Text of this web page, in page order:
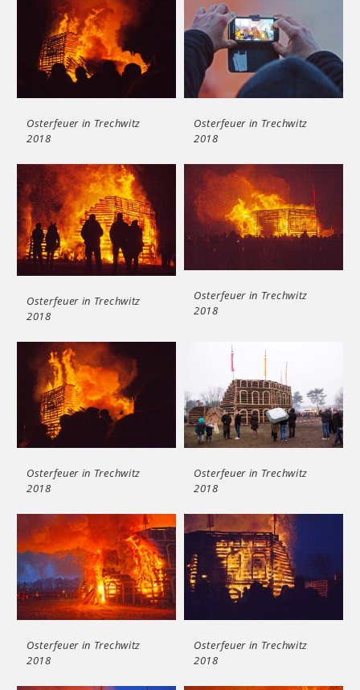
Osterfeuer in Trechwitz
2018
Osterfeuer in Trechwitz
2018
Osterfeuer in Trechwitz
2018
Osterfeuer in Trechwitz
2018
Osterfeuer in Trechwitz
2018
Osterfeuer in Trechwitz
2018
Osterfeuer in Trechwitz
2018
Osterfeuer in Trechwitz
2018